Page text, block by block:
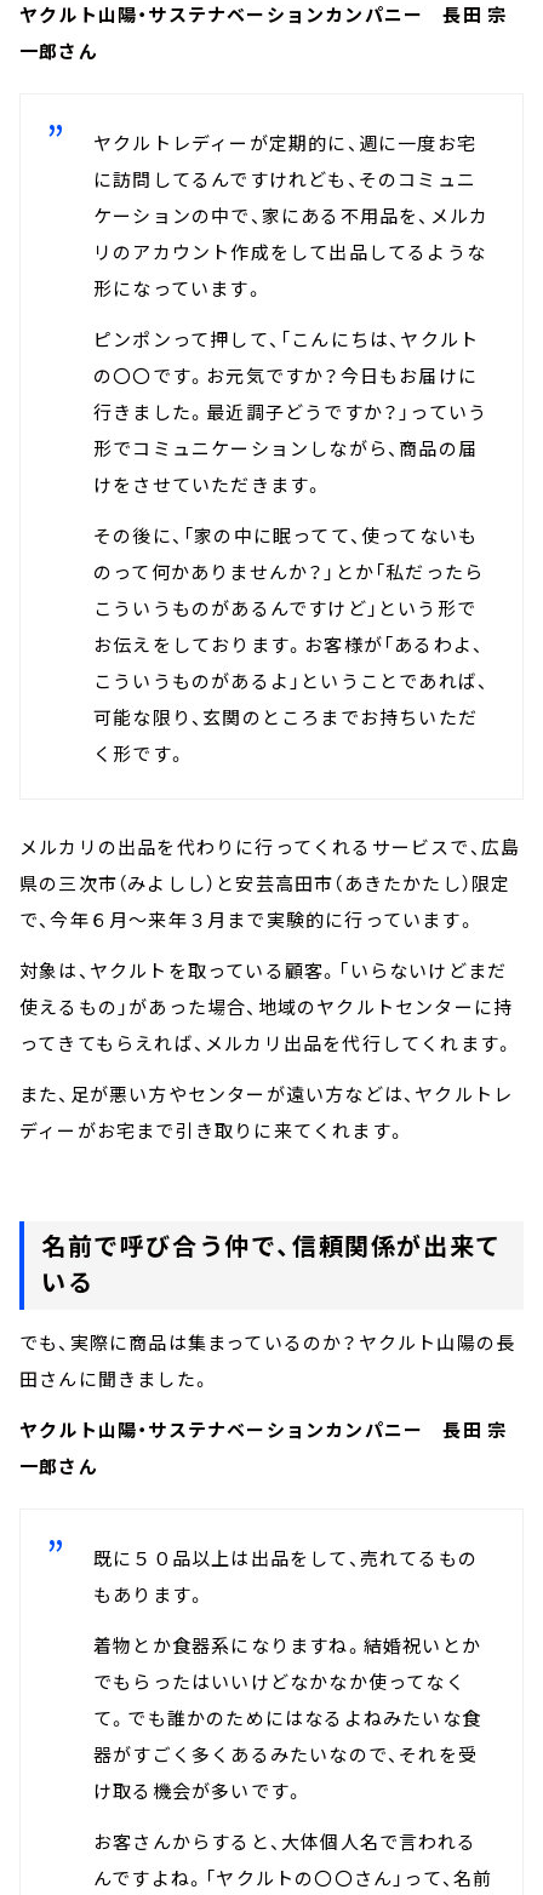
ヤクルト山陽・サステナベーションカンパニー 長田 宗
一郎さん
ヤクルトレディーが定期的に、週に一度お宅
に訪問してるんですけれども、そのコミュニ
ケーションの中で、家にある不用品を、メルカ
リのアカウント作成をして出品してるような
形になっています。
ピンポンって押して、「こんにちは、ヤクルト
の〇〇です。お元気ですか？今日もお届けに
行きました。最近調子どうですか？」っていう
形でコミュニケーションしながら、商品の届
けをさせていただきます。
その後に、「家の中に眠ってて、使ってないも
のって何かありませんか？」とか「私だったら
こういうものがあるんですけど」という形で
お伝えをしております。お客様が「あるわよ、
こういうものがあるよ」ということであれば、
可能な限り、玄関のところまでお持ちいただ
く形です。
メルカリの出品を代わりに行ってくれるサービスで、広島
県の三次市（みよしし）と安芸高田市（あきたかたし）限定
で、今年６月～来年３月まで実験的に行っています。
対象は、ヤクルトを取っている顧客。「いらないけどまだ
使えるもの」があった場合、地域のヤクルトセンターに持
ってきてもらえれば、メルカリ出品を代行してくれます。
また、足が悪い方やセンターが遠い方などは、ヤクルトレ
ディーがお宅まで引き取りに来てくれます。
名前で呼び合う仲で、信頼関係が出来て
いる
でも、実際に商品は集まっているのか？ヤクルト山陽の長
田さんに聞きました。
ヤクルト山陽・サステナベーションカンパニー 長田 宗
一郎さん
既に５０品以上は出品をして、売れてるもの
もあります。
着物とか食器系になりますね。結婚祝いとか
でもらったはいいけどなかなか使ってなく
て。でも誰かのためにはなるよねみたいな食
器がすごく多くあるみたいなので、それを受
け取る機会が多いです。
お客さんからすると、大体個人名で言われる
んですよね。「ヤクルトの〇〇さん」って、名前